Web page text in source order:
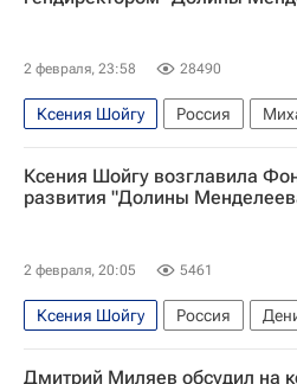
2 февраля, 23:58 28490
Ксения Шойгу Россия
Ксения Шойгу возглавила
развития "Долины
2 февраля, 20:05 5461
Ксения Шойгу Россия
Дмитрий Миляев обсудил на